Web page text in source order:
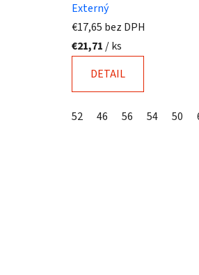
Externý
€17,65 bez DPH
€21,71 / ks
DETAIL
52 46 56 54 50